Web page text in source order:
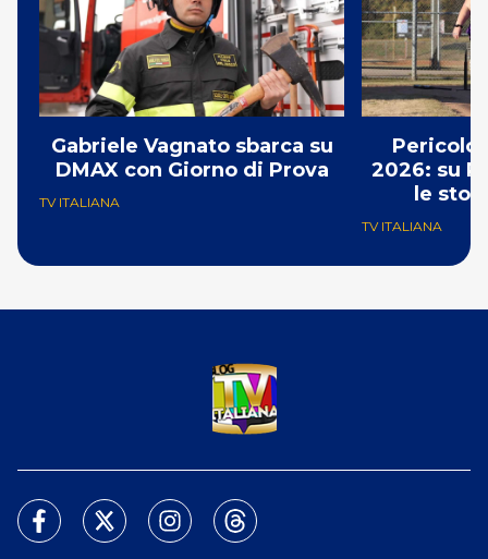
Gabriele Vagnato sbarca su
DMAX con Giorno di Prova
TV ITALIANA
2026: su
le
TV ITALIANA